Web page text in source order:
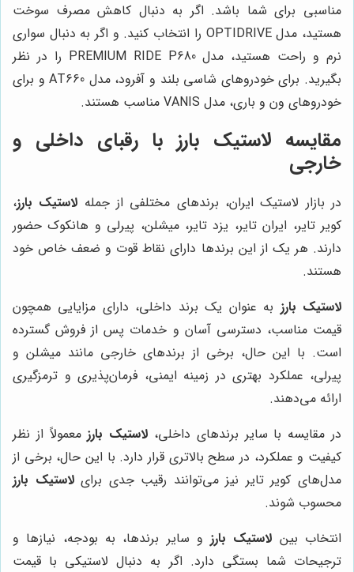
مناسبی برای شما باشد. اگر به دنبال کاهش مصرف سوخت
هستید، مدل OPTIDRIVE را انتخاب کنید. و اگر به دنبال سواری
نرم و راحت هستید، مدل PREMIUM RIDE P680 را در نظر
بگیرید. برای خودروهای شاسی بلند و آفرود، مدل AT660 و برای
خودروهای ون و باری، مدل VANIS مناسب هستند.
مقایسه لاستیک بارزبا رقبای داخلی و
خارجی
در بازار لاستیک ایران، برندهای مختلفی از جمله لاستیک بارز،
کویر تایر، ایران تایر، یزد تایر، میشلن، پیرلی و هانکوک حضور
دارند. هر یک از این برندها دارای نقاط قوت و ضعف خاص خود
هستند.
لاستیک بارز به عنوان یک برند داخلی، دارای مزایایی همچون
قیمت مناسب، دسترسی آسان و خدمات پس از فروش گسترده
است. با این حال، برخی از برندهای خارجی مانند میشلن و
پیرلی، عملکرد بهتری در زمینه ایمنی، فرمان‌پذیری و ترمزگیری
ارائه می‌دهند.
در مقایسه با سایر برندهای داخلی، لاستیک بارزمعمولاً از نظر
کیفیت و عملکرد، در سطح بالاتری قرار دارد. با این حال، برخی از
مدل‌های کویر تایر نیز می‌توانند رقیب جدی برایلاستیک بارز
محسوب شوند.
انتخاب بین لاستیک بارزو سایر برندها، به بودجه، نیازها و
ترجیحات شما بستگی دارد. اگر به دنبال لاستیکی با قیمت